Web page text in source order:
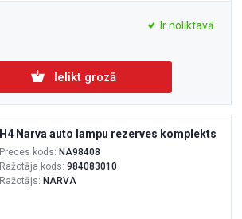
Ir noliktavā
Ielikt grozā
H4 Narva auto lampu rezerves komplekts
Preces kods: NA98408
Ražotāja kods: 984083010
Ražotājs: NARVA